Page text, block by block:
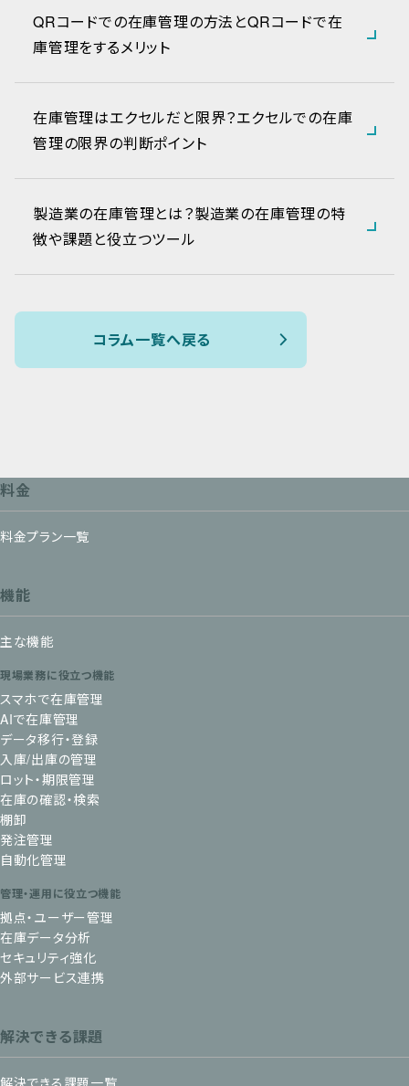
QRコードでの在庫管理の方法とQRコードで在
庫管理をするメリット
在庫管理はエクセルだと限界？エクセルでの在庫
管理の限界の判断ポイント
製造業の在庫管理とは？製造業の在庫管理の特
徴や課題と役立つツール
コラム一覧へ戻る
料金
料金プラン一覧
機能
主な機能
現場業務に役立つ機能
スマホで在庫管理
AIで在庫管理
データ移行・登録
入庫/出庫の管理
ロット・期限管理
在庫の確認・検索
棚卸
発注管理
自動化管理
管理・運用に役立つ機能
拠点・ユーザー管理
在庫データ分析
セキュリティ強化
外部サービス連携
解決できる課題
解決できる課題一覧